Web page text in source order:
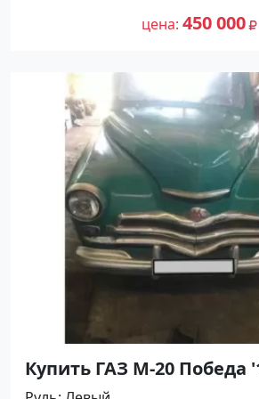
№27488 на сайте
цена 450 000
Купить ГАЗ М-20 Победа
(2100/52 л.с.) Бензин